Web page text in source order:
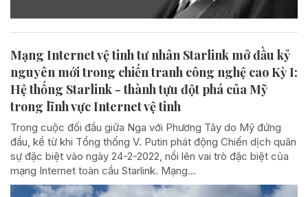
Mạng Internet vệ tinh tư nhân Starlink mở đầu kỷ
nguyên mới trong chiến tranh công nghệ cao Kỳ I:
Hệ thống Starlink - thành tựu đột phá của Mỹ
trong lĩnh vực Internet vệ tinh
Trong cuộc đối đầu giữa Nga với Phương Tây do Mỹ đứng
đầu, kể từ khi Tổng thống V. Putin phát động Chiến dịch quân
sự đặc biệt vào ngày 24-2-2022, nổi lên vai trò đặc biệt của
mạng Internet toàn cầu Starlink. Mạng...